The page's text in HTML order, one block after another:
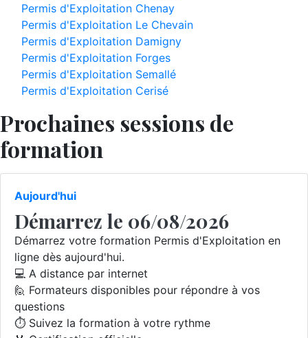
Permis d'Exploitation Chenay
Permis d'Exploitation Le Chevain
Permis d'Exploitation Damigny
Permis d'Exploitation Forges
Permis d'Exploitation Semallé
Permis d'Exploitation Cerisé
Prochaines sessions de
formation
Aujourd'hui
Démarrez le 06/08/2026
Démarrez votre formation Permis d'Exploitation en
ligne dès aujourd'hui.
💻 A distance par internet
🙋 Formateurs disponibles pour répondre à vos
questions
⏱️ Suivez la formation à votre rythme